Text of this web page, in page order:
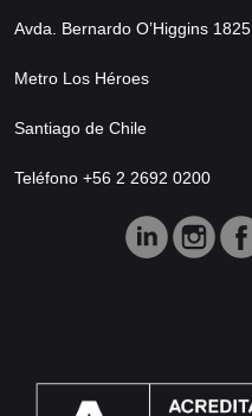
Avda. Bernardo O’Higgins 1825
Metro Los Héroes
Santiago de Chile
Teléfono +56 2 2692 0200